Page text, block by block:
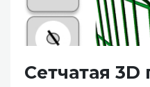
Сетчатая 3D